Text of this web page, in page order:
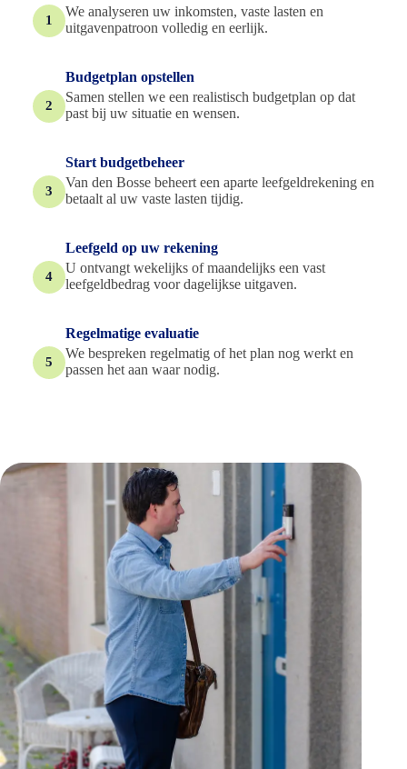
1
We analyseren uw inkomsten, vaste lasten en
uitgavenpatroon volledig en eerlijk.
2
Budgetplan opstellen
Samen stellen we een realistisch budgetplan op dat
past bij uw situatie en wensen.
3
Start budgetbeheer
Van den Bosse beheert een aparte leefgeldrekening en
betaalt al uw vaste lasten tijdig.
4
Leefgeld op uw rekening
U ontvangt wekelijks of maandelijks een vast
leefgeldbedrag voor dagelijkse uitgaven.
5
Regelmatige evaluatie
We bespreken regelmatig of het plan nog werkt en
passen het aan waar nodig.